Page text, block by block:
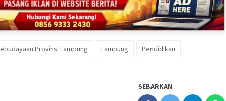
Provinsi Lampung Lampung
Pendidikan
SEBARKAN